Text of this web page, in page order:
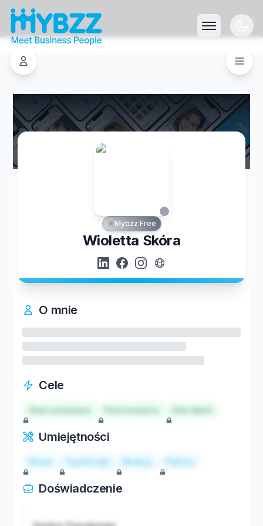
Mybzz Free
Wioletta Skóra
O mnie
Cele
Start a business Hire talent
Umiejętności
React TypeScript Node.js Python
Doświadczenie